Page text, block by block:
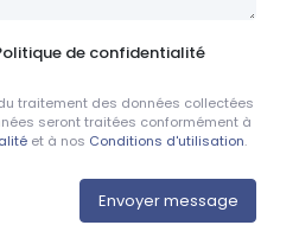
de confidentialité
traitement des données collectées
seront traitées conformément à
et à nos Conditions d'utilisation.